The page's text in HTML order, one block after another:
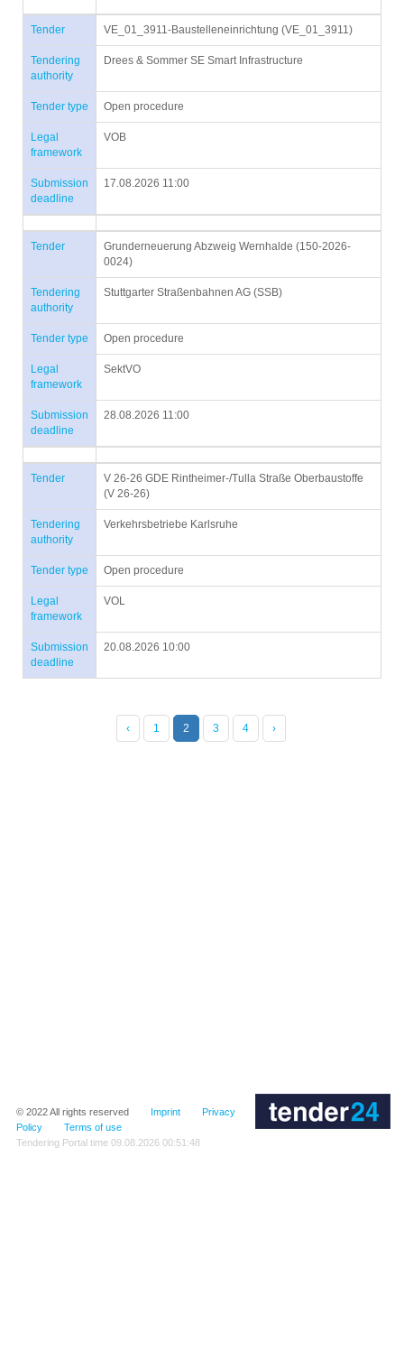
Tender VE_01_3911-Baustelleneinrichtung (VE_01_3911)
Tendering
authority
Drees & Sommer SE Smart Infrastructure
Tender type Open procedure
Legal
framework
VOB
Submission
deadline
17.08.2026 11:00
Tender
Grunderneuerung Abzweig Wernhalde (150-2026-
0024)
Tendering
authority
Stuttgarter Straßenbahnen AG (SSB)
Tender type Open procedure
Legal
framework
SektVO
Submission
deadline
28.08.2026 11:00
Tender
V 26-26 GDE Rintheimer-/Tulla Straße Oberbaustoffe
(V 26-26)
Tendering
authority
Verkehrsbetriebe Karlsruhe
Tender type Open procedure
Legal
framework
VOL
Submission
deadline
20.08.2026 10:00
‹ 1 2 3 4 ›
© 2022All rights reserved Imprint
Privacy
Policy
Terms of use
Tendering Portal time 09.08.2026 00:51:48